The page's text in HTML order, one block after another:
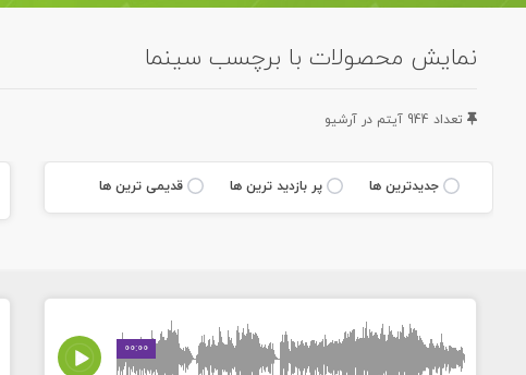
نمایش محصولات با برچسب سینما
تعداد 944 آيتم در آرشيو
جديدترين ها پر بازديد ترين ها قديمی ترين ها
00:00
MEDIA_ELEMENT_ERROR: Empty src attribute